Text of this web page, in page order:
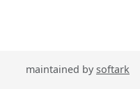
maintained bysoftark